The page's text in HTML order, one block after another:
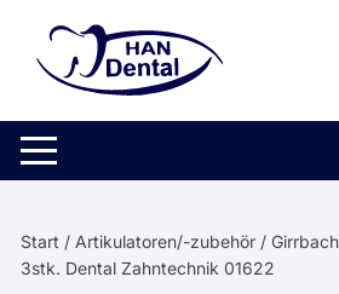
springen
Start / Artikulatoren/-zubehör /
3stk. Dental Zahntechnik 01622